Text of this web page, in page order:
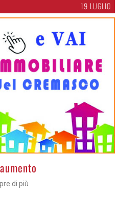
19 LUGLIO
di più